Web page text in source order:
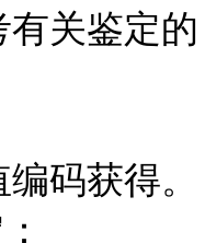
关鉴定的
码获得。